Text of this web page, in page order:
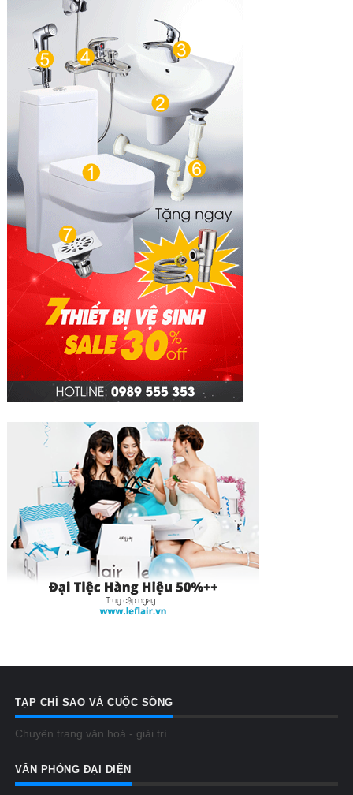
TẠP CHÍ SAO VÀ CUỘC SỐNG
Chuyên trang văn hoá - giải trí
VĂN PHÒNG ĐẠI DIỆN